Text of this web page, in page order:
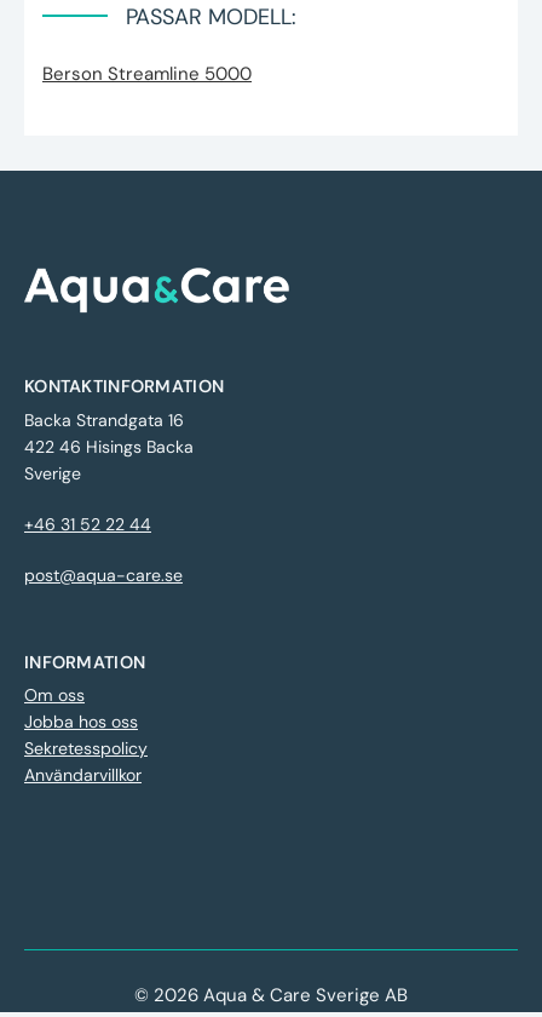
PASSAR MODELL:
Berson Streamline 5000
KONTAKTINFORMATION
Backa Strandgata 16
422 46 Hisings Backa
Sverige
+46 31 52 22 44
post@aqua-care.se
INFORMATION
Om oss
Jobba hos oss
Sekretesspolicy
Användarvillkor
© 2026 Aqua & Care Sverige AB